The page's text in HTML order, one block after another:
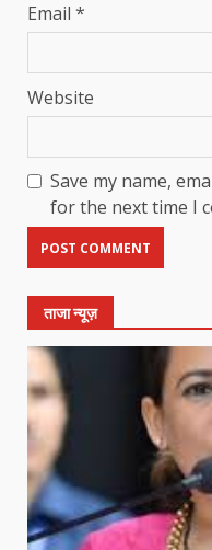
Email *
Website
Save my name,
for the next time I
ताजा न्यूज़